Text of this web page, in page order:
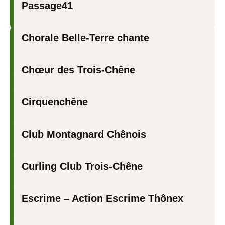
Passage41
Chœur des Trois-Chêne
Chorale Belle-Terre chante
Cirquenchêne
Club Montagnard Chênois
Curling Club Trois-Chêne
Escrime – Action Escrime Thônex